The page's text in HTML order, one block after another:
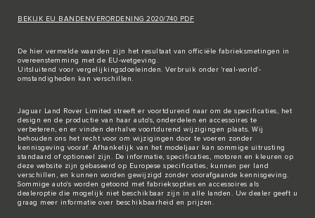
BEKIJK EU BANDENVERORDENING 2020/740 PDF
De hier vermelde waarden zijn het resultaat van officiële fabrieksmetingen in
overeenstemming met de EU-wetgeving.
Uitsluitend voor vergelijkingsdoeleinden. Verbruik onder 'real-world'-
omstandigheden kan verschillen.
Jaguar Land Rover Limited streeft er voortdurend naar om de specificaties, het
design en de productie van haar auto's, onderdelen en accessoires te
verbeteren, en er vinden derhalve voortdurend wijzigingen plaats. Wij
behouden ons het recht voor om wijzigingen door te voeren zonder
kennisgeving vooraf. Afhankelijk van het modeljaar kan sommige uitrusting
standaard of optioneel zijn. De informatie, specificaties, motoren en kleuren op
deze website zijn gebaseerd op Europese specificaties, kunnen per land
verschillen, en kunnen worden gewijzigd zonder voorafgaande kennisgeving.
Sommige auto's worden getoond met fabrieksopties en accessoires als
dealeroptie die mogelijk niet beschikbaar zijn in alle landen. Uw dealer geeft u
graag meer informatie over beschikbaarheid en prijzen.